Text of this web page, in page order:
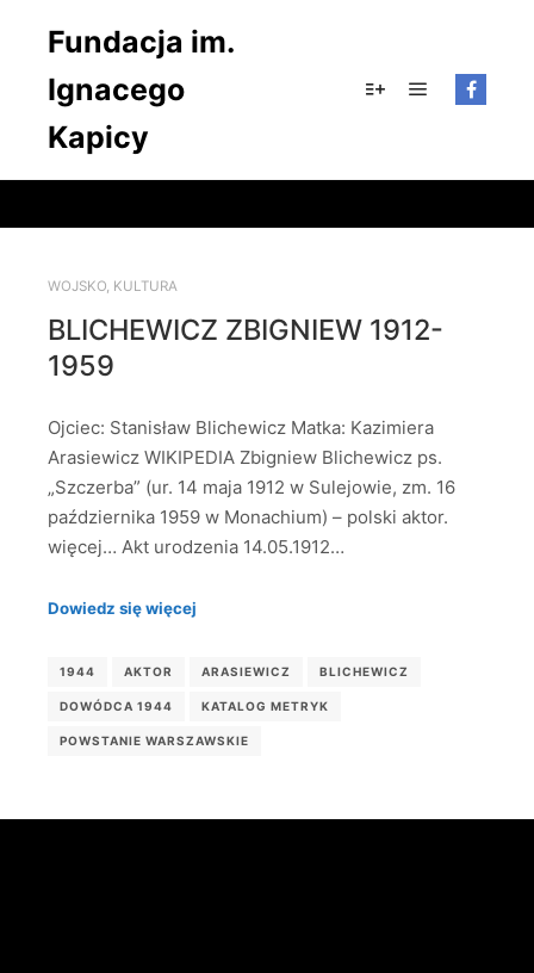
Fundacja im.
Ignacego
Kapicy
WOJSKO, KULTURA
BLICHEWICZ ZBIGNIEW 1912-
1959
Ojciec: Stanisław Blichewicz Matka: Kazimiera
Arasiewicz WIKIPEDIA Zbigniew Blichewicz ps.
„Szczerba” (ur. 14 maja 1912 w Sulejowie, zm. 16
października 1959 w Monachium) – polski aktor.
więcej… Akt urodzenia 14.05.1912…
Dowiedz się więcej
1944 AKTOR ARASIEWICZ BLICHEWICZ
DOWÓDCA 1944 KATALOG METRYK
POWSTANIE WARSZAWSKIE